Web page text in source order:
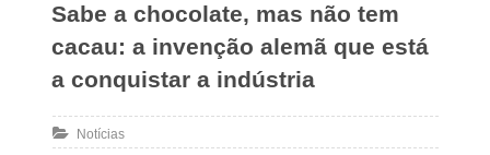
Sabe a chocolate, mas não tem
cacau: a invenção alemã que está
a conquistar a indústria
Notícias